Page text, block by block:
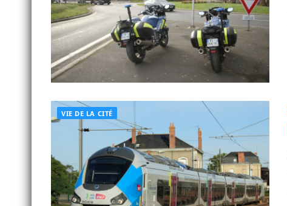
VIE DE LA CITÉ